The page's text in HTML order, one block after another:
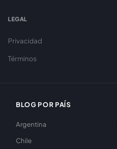
LEGAL
Privacidad
Términos
BLOG POR PAÍS
Argentina
Chile